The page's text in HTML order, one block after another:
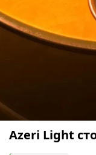
Azeri Light